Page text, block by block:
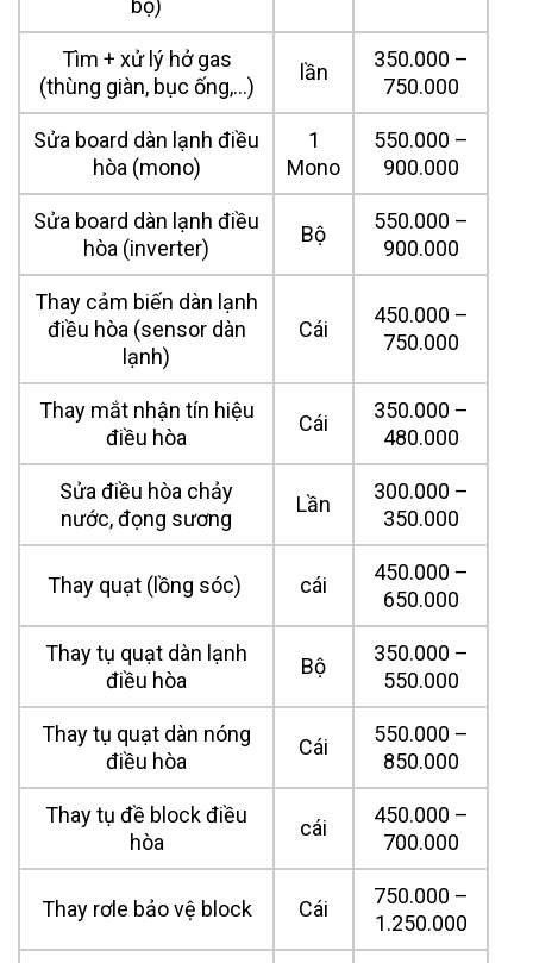
bộ)
Tìm + xử lý hở gas
(thùng giàn, bục ống,…)
lần
350.000 –
750.000
Sửa board dàn lạnh điều
hòa (mono)
1
Mono
550.000 –
900.000
Sửa board dàn lạnh điều
hòa (inverter)
Bộ
550.000 –
900.000
Thay cảm biến dàn lạnh
điều hòa (sensor dàn
lạnh)
Cái
450.000 –
750.000
Thay mắt nhận tín hiệu
điều hòa
Cái
350.000 –
480.000
Sửa điều hòa chảy
nước, đọng sương
Lần
300.000 –
350.000
Thay quạt (lồng sóc) cái
450.000 –
650.000
Thay tụ quạt dàn lạnh
điều hòa
Bộ
350.000 –
550.000
Thay tụ quạt dàn nóng
điều hòa
Cái
550.000 –
850.000
Thay tụ đề block điều
hòa
cái
450.000 –
700.000
Thay rơle bảo vệ block Cái
750.000 –
1.250.000